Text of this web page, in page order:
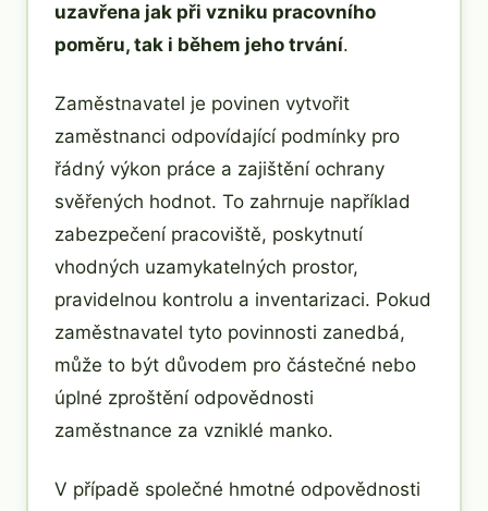
uzavřena jak při vzniku pracovního
poměru, tak i během jeho trvání.
Zaměstnavatel je povinen vytvořit
zaměstnanci odpovídající podmínky pro
řádný výkon práce a zajištění ochrany
svěřených hodnot. To zahrnuje například
zabezpečení pracoviště, poskytnutí
vhodných uzamykatelných prostor,
pravidelnou kontrolu a inventarizaci. Pokud
zaměstnavatel tyto povinnosti zanedbá,
může to být důvodem pro částečné nebo
úplné zproštění odpovědnosti
zaměstnance za vzniklé manko.
V případě společné hmotné odpovědnosti